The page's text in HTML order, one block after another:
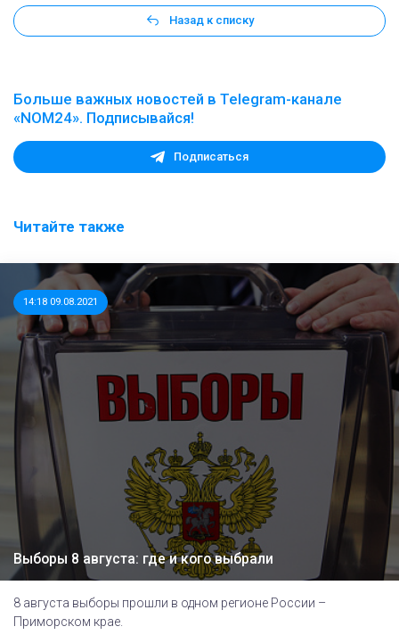
Назад к списку
Больше важных новостей в Telegram-канале
«NOM24». Подписывайся!
Подписаться
Читайте также
14:18 09.08.2021
Выборы 8 августа: где и кого выбрали
8 августа выборы прошли в одном регионе России –
Приморском крае.